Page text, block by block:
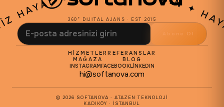
HAYAL OLARAK KALMASIN✦HAYALLERINIZ HAYAL OLARAK
360° DIJITAL AJANS · EST 2015
Abone Ol
HIZMETLER
MAĞAZA
REFERANSLAR
BLOG
INSTAGRAMFACEBOOKLINKEDIN
hi@softanova.com
© 2026 SOFTANOVA · ATAZEN TEKNOLOJI
KADIKÖY · İSTANBUL